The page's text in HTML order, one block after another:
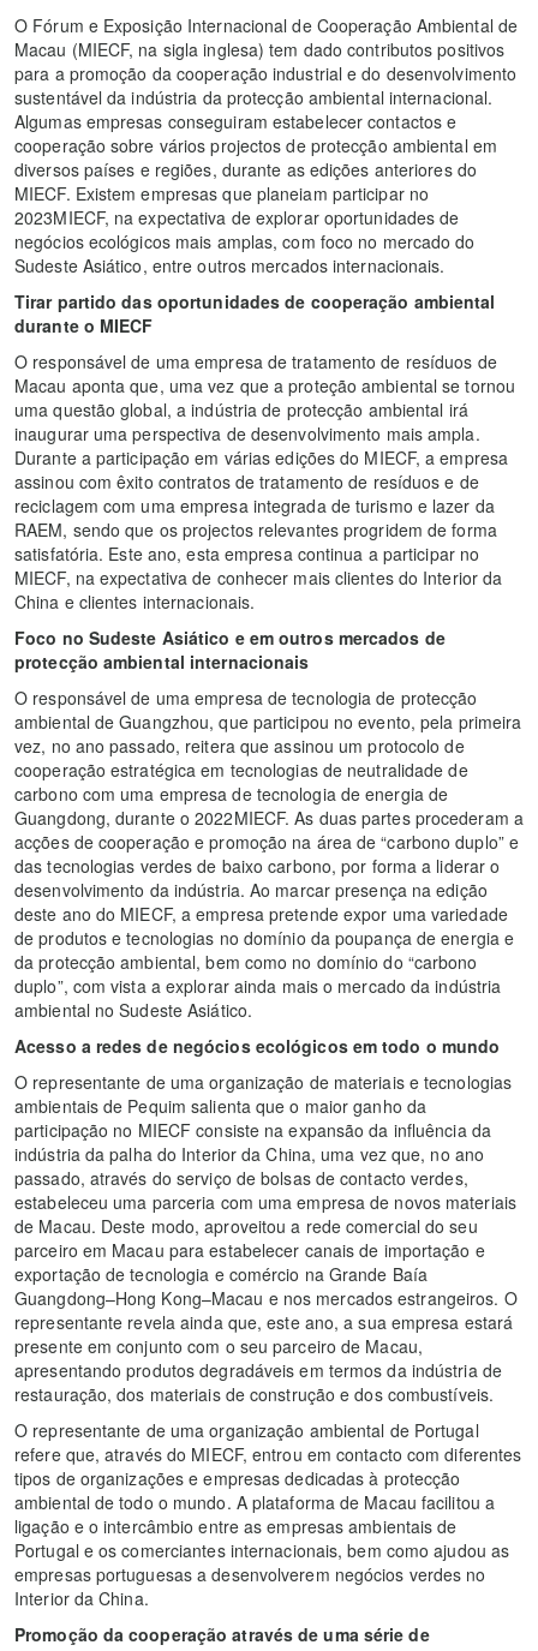
O Fórum e Exposição Internacional de Cooperação Ambiental de
Macau (MIECF, na sigla inglesa) tem dado contributos positivos
para a promoção da cooperação industrial e do desenvolvimento
sustentável da indústria da protecção ambiental internacional.
Algumas empresas conseguiram estabelecer contactos e
cooperação sobre vários projectos de protecção ambiental em
diversos países e regiões, durante as edições anteriores do
MIECF. Existem empresas que planeiam participar no
2023MIECF, na expectativa de explorar oportunidades de
negócios ecológicos mais amplas, com foco no mercado do
Sudeste Asiático, entre outros mercados internacionais.
Tirar partido das oportunidades de cooperação ambiental
durante o MIECF
O responsável de uma empresa de tratamento de resíduos de
Macau aponta que, uma vez que a proteção ambiental se tornou
uma questão global, a indústria de protecção ambiental irá
inaugurar uma perspectiva de desenvolvimento mais ampla.
Durante a participação em várias edições do MIECF, a empresa
assinou com êxito contratos de tratamento de resíduos e de
reciclagem com uma empresa integrada de turismo e lazer da
RAEM, sendo que os projectos relevantes progridem de forma
satisfatória. Este ano, esta empresa continua a participar no
MIECF, na expectativa de conhecer mais clientes do Interior da
China e clientes internacionais.
Foco no Sudeste Asiático e em outros mercados de
protecção ambiental internacionais
O responsável de uma empresa de tecnologia de protecção
ambiental de Guangzhou, que participou no evento, pela primeira
vez, no ano passado, reitera que assinou um protocolo de
cooperação estratégica em tecnologias de neutralidade de
carbono com uma empresa de tecnologia de energia de
Guangdong, durante o 2022MIECF. As duas partes procederam a
acções de cooperação e promoção na área de “carbono duplo” e
das tecnologias verdes de baixo carbono, por forma a liderar o
desenvolvimento da indústria. Ao marcar presença na edição
deste ano do MIECF, a empresa pretende expor uma variedade
de produtos e tecnologias no domínio da poupança de energia e
da protecção ambiental, bem como no domínio do “carbono
duplo”, com vista a explorar ainda mais o mercado da indústria
ambiental no Sudeste Asiático.
Acesso a redes de negócios ecológicos em todo o mundo
O representante de uma organização de materiais e tecnologias
ambientais de Pequim salienta que o maior ganho da
participação no MIECF consiste na expansão da influência da
indústria da palha do Interior da China, uma vez que, no ano
passado, através do serviço de bolsas de contacto verdes,
estabeleceu uma parceria com uma empresa de novos materiais
de Macau. Deste modo, aproveitou a rede comercial do seu
parceiro em Macau para estabelecer canais de importação e
exportação de tecnologia e comércio na Grande Baía
Guangdong–Hong Kong–Macau e nos mercados estrangeiros. O
representante revela ainda que, este ano, a sua empresa estará
presente em conjunto com o seu parceiro de Macau,
apresentando produtos degradáveis em termos da indústria de
restauração, dos materiais de construção e dos combustíveis.
O representante de uma organização ambiental de Portugal
refere que, através do MIECF, entrou em contacto com diferentes
tipos de organizações e empresas dedicadas à protecção
ambiental de todo o mundo. A plataforma de Macau facilitou a
ligação e o intercâmbio entre as empresas ambientais de
Portugal e os comerciantes internacionais, bem como ajudou as
empresas portuguesas a desenvolverem negócios verdes no
Interior da China.
Promoção da cooperação através de uma série de